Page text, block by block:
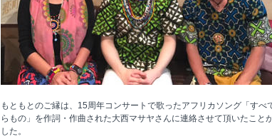
もともとのご縁は、15周年コンサートで歌ったアフリカソング「すべ
らもの」を作詞・作曲された大西マサヤさんに連絡させて頂いたこと
した。